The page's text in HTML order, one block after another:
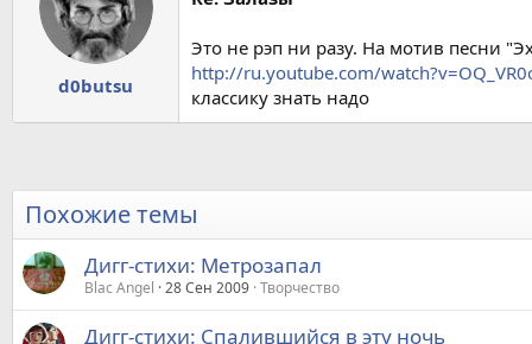
d0butsu
Это не рэп ни разу. На мотив песни
http://ru.youtube.com/
классику знать надо
Похожие темы
Дигг-стихи: Метрозапал
Blac Angel 28 Сен 2009 Творчество
Дигг-стихи: Спалившийся в эту ночь